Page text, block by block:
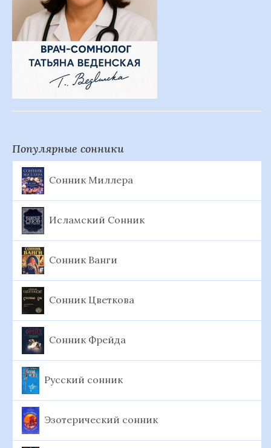
Популярные сонники
Сонник Миллера
Исламский Сонник
Сонник Ванги
Сонник Цветкова
Сонник Фрейда
Русский сонник
Эзотерический сонник